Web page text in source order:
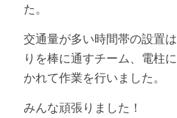
た。
交通量が多い時間帯の設置は
りを棒に通すチーム、電柱
かれて作業を行いました。
みんな頑張りました！